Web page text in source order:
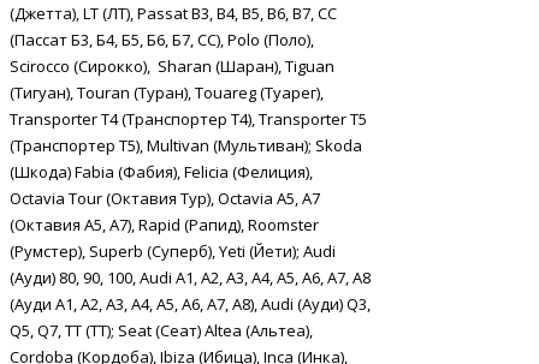
(Джетта), LT (ЛТ), Passat B3, B4, B5, B6, B7, CC
(Пассат Б3, Б4, Б5, Б6, Б7, СС), Polo (Поло),
Scirocco (Сирокко), Sharan (Шаран), Tiguan
(Тигуан), Touran (Туран), Touareg (Туарег),
Transporter T4 (Транспортер Т4), Transporter T5
(Транспортер Т5), Multivan (Мультиван); Skoda
(Шкода) Fabia (Фабия), Felicia (Фелиция),
Octavia Tour (Октавия Тур), Octavia A5, A7
(Октавия А5, А7), Rapid (Рапид), Roomster
(Румстер), Superb (Суперб), Yeti (Йети); Audi
(Ауди) 80, 90, 100, Audi A1, A2, A3, A4, A5, A6, A7, A8
(Ауди А1, А2, А3, А4, А5, А6, А7, А8), Audi (Ауди) Q3,
Q5, Q7, TT (ТТ); Seat (Сеат) Altea (Альтеа),
Cordoba (Кордоба), Ibiza (Ибица), Inca (Инка),